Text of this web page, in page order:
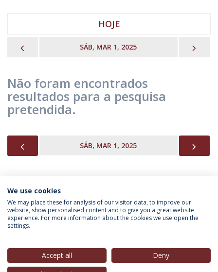
HOJE
SÁB, MAR 1, 2025
Não foram encontrados
resultados para a pesquisa
pretendida.
SÁB, MAR 1, 2025
INFORMAÇÃO PARA
We use cookies
We may place these for analysis of our visitor data, to improve our
website, show personalised content and to give you a great website
experience. For more information about the cookies we use open the
settings.
Accept all
Deny